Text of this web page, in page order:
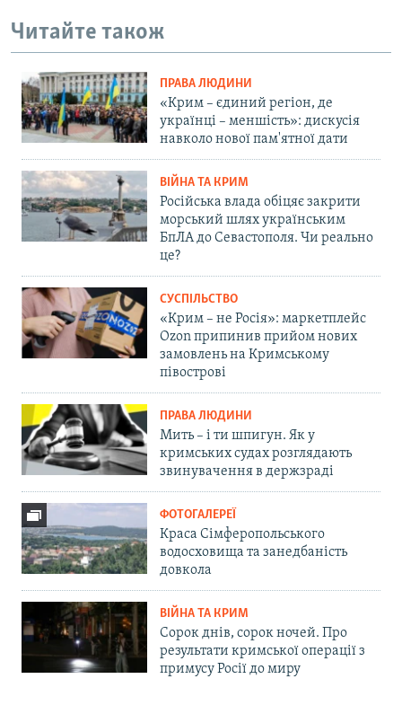
Читайте також
ПРАВА ЛЮДИНИ
«Крим – єдиний регіон, де
українці – меншість»: дискусія
навколо нової пам'ятної дати
ВІЙНА ТА КРИМ
Російська влада обіцяє закрити
морський шлях українським
БпЛА до Севастополя. Чи реально
це?
СУСПІЛЬСТВО
«Крим – не Росія»: маркетплейс
Ozon припинив прийом нових
замовлень на Кримському
півострові
ПРАВА ЛЮДИНИ
Мить – і ти шпигун. Як у
кримських судах розглядають
звинувачення в держзраді
ФОТОГАЛЕРЕЇ
Краса Сімферопольського
водосховища та занедбаність
довкола
ВІЙНА ТА КРИМ
Сорок днів, сорок ночей. Про
результати кримської операції з
примусу Росії до миру